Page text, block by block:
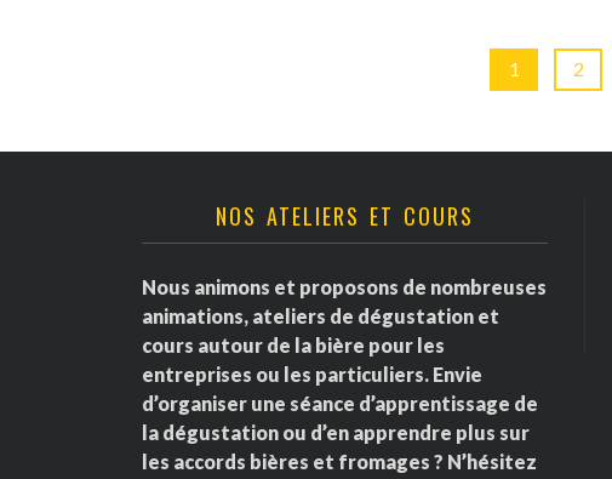
1 2
NOS ATELIERS ET COURS
Nous animons et proposons de nombreuses
animations, ateliers de dégustation et
cours autour de la bière pour les
entreprises ou les particuliers. Envie
d’organiser une séance d’apprentissage de
la dégustation ou d’en apprendre plus sur
les accords bières et fromages ? N’hésitez